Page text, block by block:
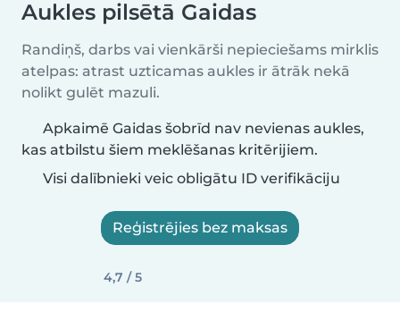
Aukles pilsētā Gaidas
Randiņš, darbs vai vienkārši nepieciešams mirklis
atelpas: atrast uzticamas aukles ir ātrāk nekā
nolikt gulēt mazuli.
Apkaimē Gaidas šobrīd nav nevienas aukles,
kas atbilstu šiem meklēšanas kritērijiem.
Visi dalībnieki veic obligātu ID verifikāciju
Reģistrējies bez maksas
4,7 / 5